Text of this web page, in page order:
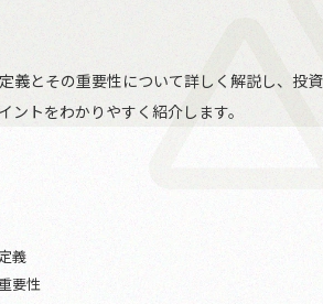
義とその重要性について詳しく解説し、投資
ントをわかりやすく紹介します。
義
要性